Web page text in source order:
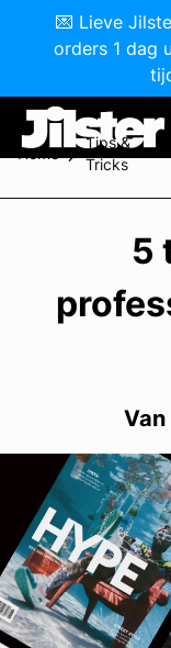
💌 Lieve
orders 1 dag
Home
Tips &
Tricks
5